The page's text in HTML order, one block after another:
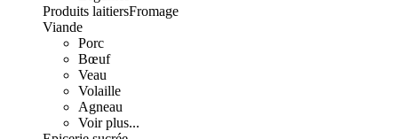
Produits laitiersFromage
Viande
Porc
Bœuf
Veau
Volaille
Agneau
Voir plus...